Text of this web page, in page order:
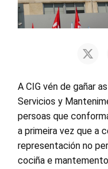
A CIG vén de gañar
Servicios y
persoas que
a primeira vez que a
representación no
cociña e